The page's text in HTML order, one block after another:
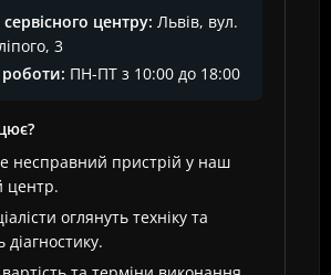
центру: Львів, вул.
3
роботи: ПН-ПТ з 10:00 до 18:00
несправний пристрій у наш
центр.
оглянуть техніку та
діагностику.